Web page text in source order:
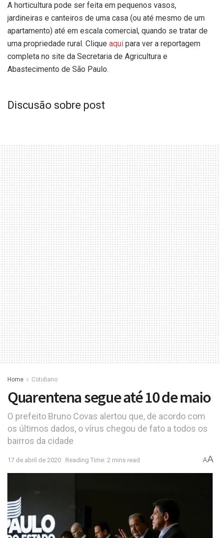
A horticultura pode ser feita em pequenos vasos,
jardineiras e canteiros de uma casa (ou até mesmo de um
apartamento) até em escala comercial, quando se tratar de
uma propriedade rural. Clique aqui para ver a reportagem
completa no site da Secretaria de Agricultura e
Abastecimento de São Paulo.
Discusão sobre post
Home Cotidiano
Quarentena segue até 10 de maio
O prefeito Bruno Covas alertou que, de acordo com
os últimos dados, o vírus chegou de fato a todos os
bairros da cidade
17 de abril de 2020 Reading Time: 2 mins read AA